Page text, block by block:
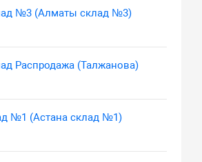
№3 (Алматы склад №3)
Распродажа (Талжанова)
№1 (Астана склад №1)